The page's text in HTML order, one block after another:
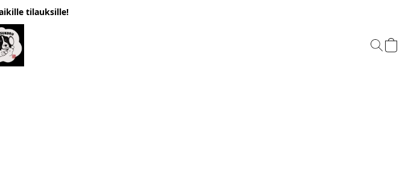
tilauksille!